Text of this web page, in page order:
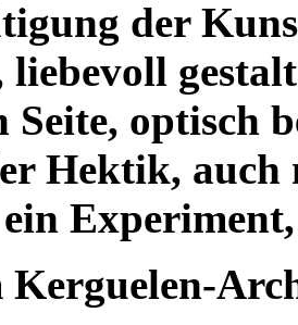
der
Seite, optisch
Hektik,
Kerguelen-